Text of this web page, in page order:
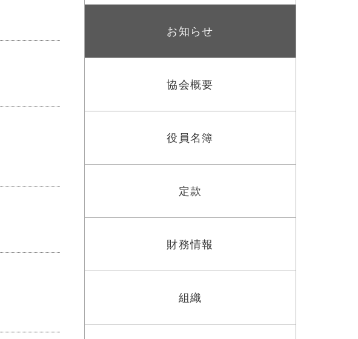
お知らせ
協会概要
役員名簿
定款
財務情報
組織